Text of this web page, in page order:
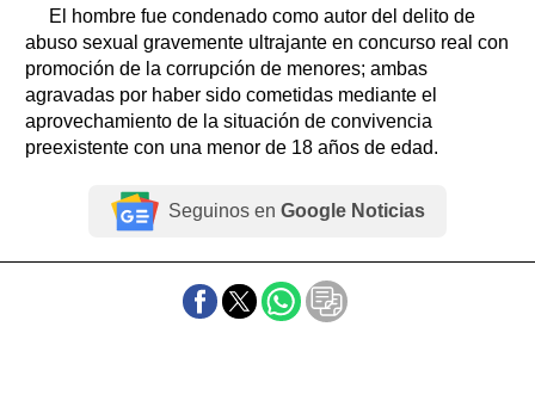
El hombre fue condenado como autor del delito de
abuso sexual gravemente ultrajante en concurso real con
promoción de la corrupción de menores; ambas
agravadas por haber sido cometidas mediante el
aprovechamiento de la situación de convivencia
preexistente con una menor de 18 años de edad.
Seguinos en Google Noticias